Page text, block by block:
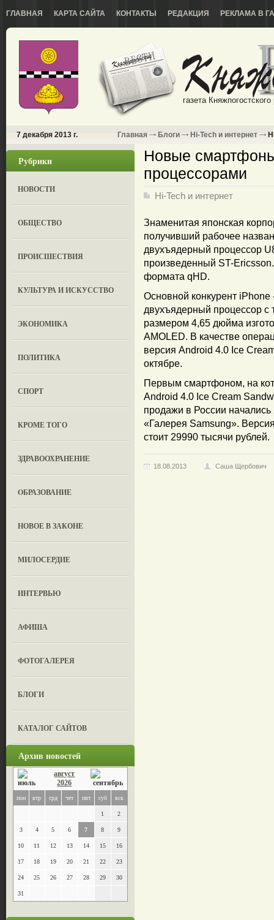
ГЛАВНАЯ КАРТА САЙТА КОНТАКТЫ РЕДАКЦИЯ РЕКЛАМА В
газета
7 декабря 2013 г. Главная Блоги Hi-Tech и интернет
Рубрики
НОВОСТИ
ОБЩЕСТВО
ПРОИСШЕСТВИЯ
КУЛЬТУРА И ИСКУССТВО
ЭКОНОМИКА
ПОЛИТИКА
СПОРТ
КРОМЕ ТОГО
ЗДРАВООХРАНЕНИЕ
OБРАЗОВАНИЕ
НОВОЕ В ЗАКОНЕ
МИЛОСЕРДИЕ
ИНТЕРВЬЮ
АФИША
ФОТОГАЛЕРЕЯ
БЛОГИ
КАТАЛОГ САЙТОВ
Архив новостей
август
2026
пон втр срд чет пят суб вск
1 2
3 4 5 6 7 8 9
10 11 12 13 14 15 16
17 18 19 20 21 22 23
24 25 26 27 28 29 30
31
Новые
процессорами
Hi-Tech и интернет
Знаменитая японская
получивший рабочее
двухъядерный процессор
произведенный ST-
формата qHD.
Основной конкурент
двухъядерный процессор с
размером 4,65 дюйма
AMOLED. В качестве
версия Android 4.0 Ice
октябре.
Первым смартфоном, на
Android 4.0 Ice Cream
продажи в России
«Галерея Samsung».
стоит 29990 тысячи рублей.
18.08.2013 Саша Щербович